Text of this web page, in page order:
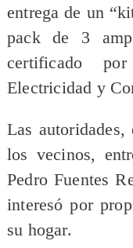
entrega de un
pack de 3
certificado
Electricidad y
Las autoridades,
los vecinos,
Pedro Fuentes
interesó por
su hogar.